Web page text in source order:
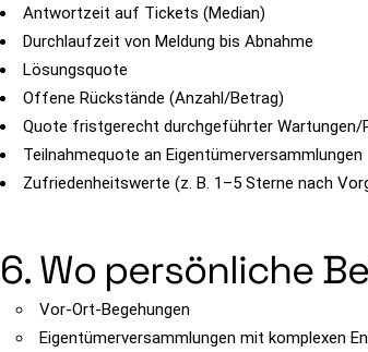
Antwortzeit auf Tickets (Median)
Durchlaufzeit von Meldung bis Abnahme
Lösungsquote
Offene Rückstände (Anzahl/Betrag)
Quote fristgerecht durchgeführter Wartungen/
Teilnahmequote an Eigentümerversammlungen
Zufriedenheitswerte (z. B. 1–5 Sterne nach
6. Wo persönliche
Vor-Ort-Begehungen
Eigentümerversammlungen mit komplexen